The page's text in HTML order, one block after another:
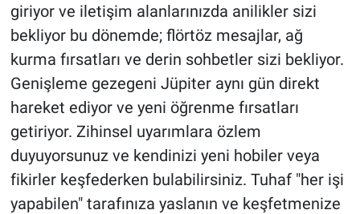
giriyor ve iletişim alanlarınızda anilikler sizi
bekliyor bu dönemde; flörtöz mesajlar, ağ
kurma fırsatları ve derin sohbetler sizi bekliyor.
Genişleme gezegeni Jüpiter aynı gün direkt
hareket ediyor ve yeni öğrenme fırsatları
getiriyor. Zihinsel uyarımlara özlem
duyuyorsunuz ve kendinizi yeni hobiler veya
fikirler keşfederken bulabilirsiniz. Tuhaf "her işi
yapabilen" tarafınıza yaslanın ve keşfetmenize